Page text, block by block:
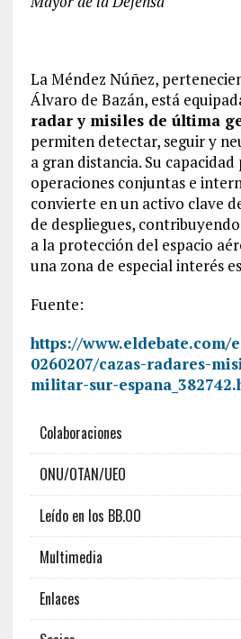
La Méndez Núñez,
Álvaro de Bazán, está
radar y misiles de última
permiten detectar, seguir y
a gran distancia. Su
operaciones conjuntas e
convierte en un activo clave
de despliegues,
a la protección del espacio
una zona de especial interés
Fuente:
https://www.eldebate.com/
0260207/cazas-radares-
militar-sur-
Colaboraciones
ONU/OTAN/UEO
Leído en los BB.OO
Multimedia
Enlaces